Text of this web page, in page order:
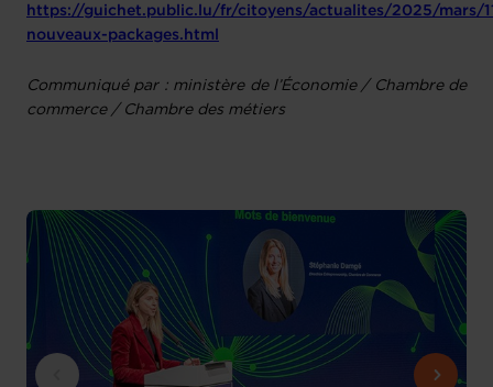
https://guichet.public.lu/fr/citoyens/actualites/2025/mars/
nouveaux-packages.html
Communiqué par : ministère de l’Économie / Chambre de
commerce / Chambre des métiers